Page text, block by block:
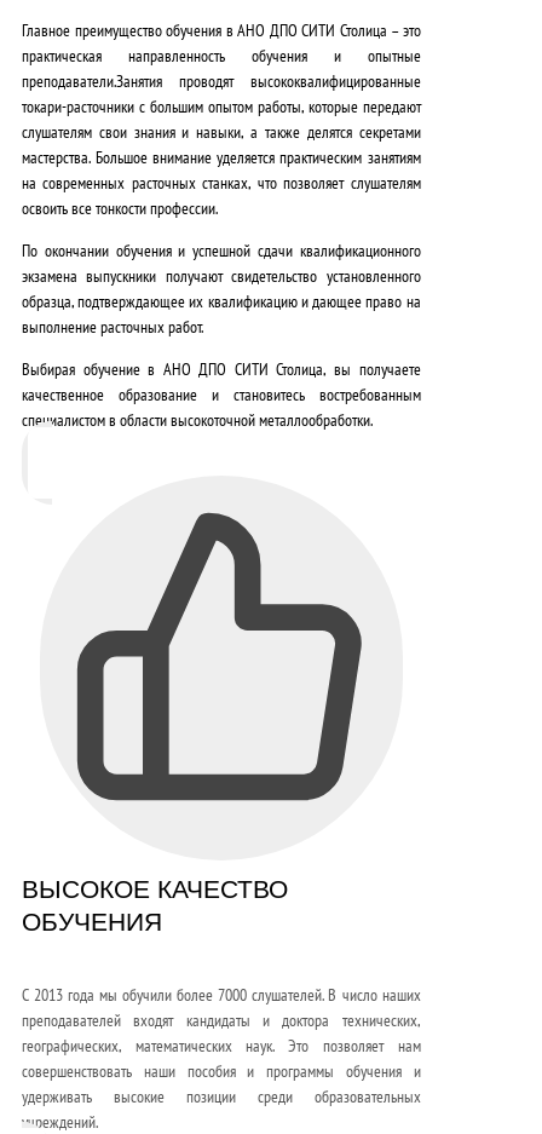
Главное преимущество обучения в АНО ДПО СИТИ Столица – это
практическая направленность обучения и опытные
преподаватели.Занятия проводят высококвалифицированные
токари-расточники с большим опытом работы, которые передают
слушателям свои знания и навыки, а также делятся секретами
мастерства. Большое внимание уделяется практическим занятиям
на современных расточных станках, что позволяет слушателям
освоить все тонкости профессии.
По окончании обучения и успешной сдачи квалификационного
экзамена выпускники получают свидетельство установленного
образца, подтверждающее их квалификацию и дающее право на
выполнение расточных работ.
Выбирая обучение в АНО ДПО СИТИ Столица, вы получаете
качественное образование и становитесь востребованным
специалистом в области высокоточной металлообработки.
ВЫСОКОЕ КАЧЕСТВО
ОБУЧЕНИЯ
С 2013 года мы обучили более 7000 слушателей. В число наших
преподавателей входят кандидаты и доктора технических,
географических, математических наук. Это позволяет нам
совершенствовать наши пособия и программы обучения и
удерживать высокие позиции среди образовательных
учреждений.